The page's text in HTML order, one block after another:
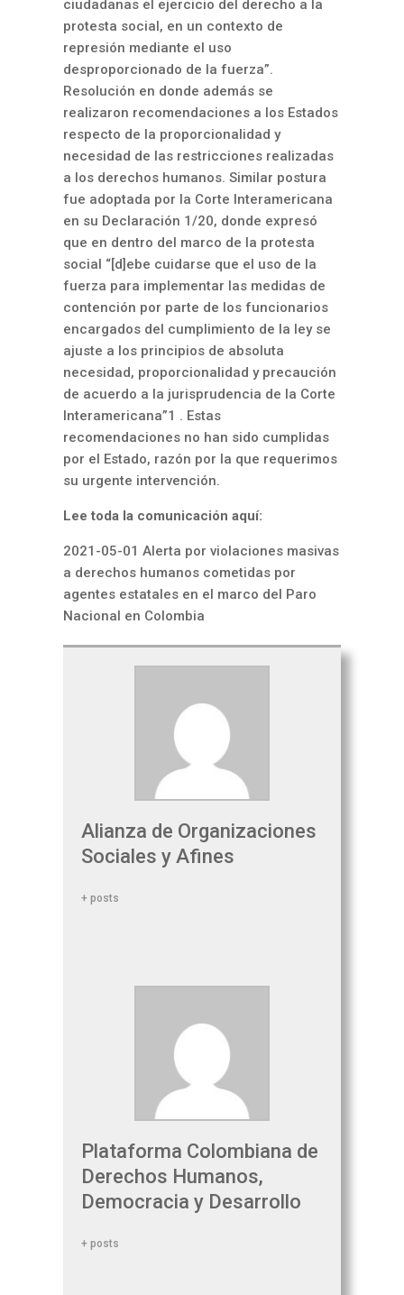
ciudadanas el ejercicio del derecho a la
protesta social, en un contexto de
represión mediante el uso
desproporcionado de la fuerza”.
Resolución en donde además se
realizaron recomendaciones a los Estados
respecto de la proporcionalidad y
necesidad de las restricciones realizadas
a los derechos humanos. Similar postura
fue adoptada por la Corte Interamericana
en su Declaración 1/20, donde expresó
que en dentro del marco de la protesta
social “[d]ebe cuidarse que el uso de la
fuerza para implementar las medidas de
contención por parte de los funcionarios
encargados del cumplimiento de la ley se
ajuste a los principios de absoluta
necesidad, proporcionalidad y precaución
de acuerdo a la jurisprudencia de la Corte
Interamericana”1 . Estas
recomendaciones no han sido cumplidas
por el Estado, razón por la que requerimos
su urgente intervención.
Lee toda la comunicación aquí:
2021-05-01 Alerta por violaciones masivas
a derechos humanos cometidas por
agentes estatales en el marco del Paro
Nacional en Colombia
Alianza de Organizaciones
Sociales y Afines
+ posts
Plataforma Colombiana de
Derechos Humanos,
Democracia y Desarrollo
+ posts